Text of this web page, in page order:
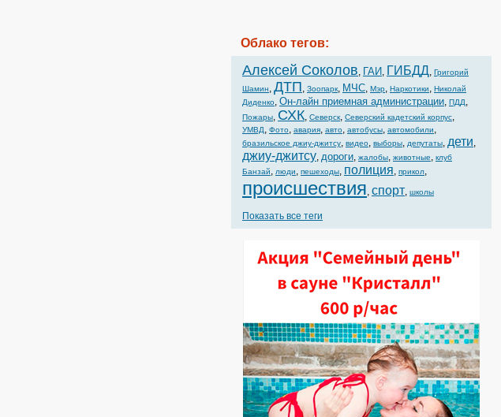
Облако тегов:
Алексей Соколов, ГАИ, ГИБДД, Григорий
Шамин, ДТП, Зоопарк, МЧС, Мэр, Наркотики, Николай
Диденко, Он-лайн приемная администрации, ПДД,
Пожары, СХК, Северск, Северский кадетский корпус,
УМВД, Фото, авария, авто, автобусы, автомобили,
бразильское джиу-джитсу, видео, выборы, депутаты, дети,
джиу-джитсу, дороги, жалобы, животные, клуб
Банзай, люди, пешеходы, полиция, прикол,
происшествия, спорт, школы
Показать все теги